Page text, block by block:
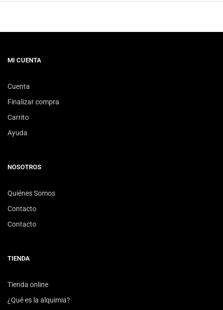
MI CUENTA
Cuenta
Finalizar compra
Carrito
Ayuda
NOSOTROS
Quiénes Somos
Contacto
Contacto
TIENDA
Tienda online
¿Qué es la alquimia?